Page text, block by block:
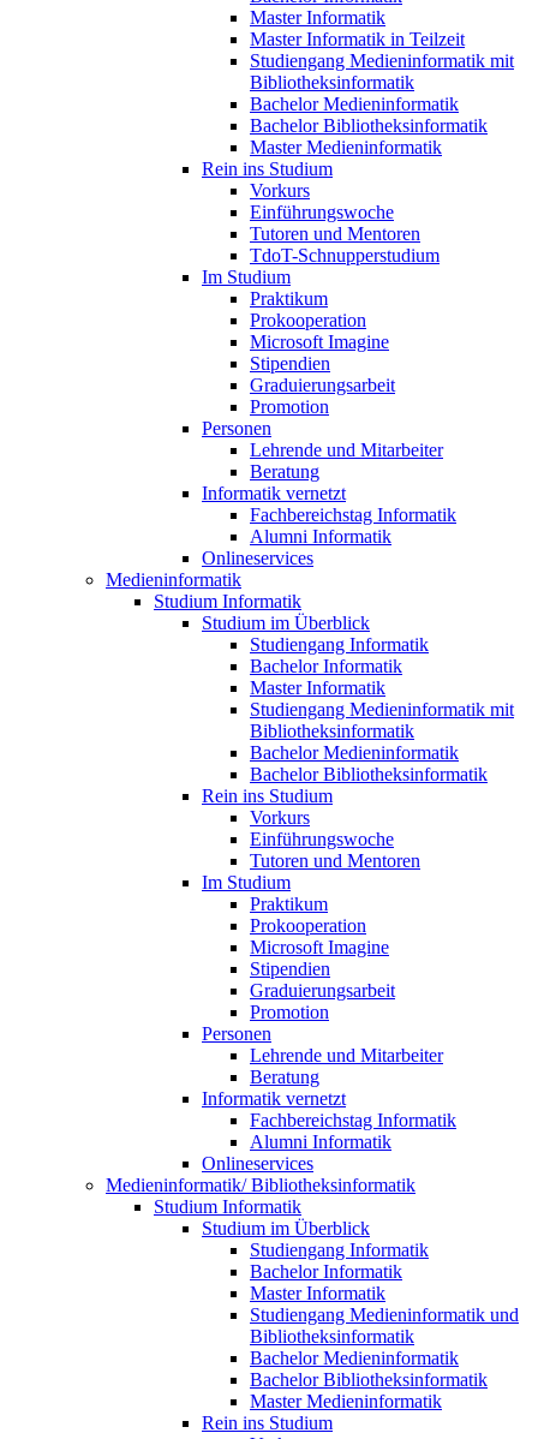
Master Informatik
Master Informatik in Teilzeit
Studiengang Medieninformatik mit
Bibliotheksinformatik
Bachelor Medieninformatik
Bachelor Bibliotheksinformatik
Master Medieninformatik
Rein ins Studium
Vorkurs
Einführungswoche
Tutoren und Mentoren
TdoT-Schnupperstudium
Im Studium
Praktikum
Prokooperation
Microsoft Imagine
Stipendien
Graduierungsarbeit
Promotion
Personen
Lehrende und Mitarbeiter
Beratung
Informatik vernetzt
Fachbereichstag Informatik
Alumni Informatik
Onlineservices
Medieninformatik
Studium Informatik
Studium im Überblick
Studiengang Informatik
Bachelor Informatik
Master Informatik
Studiengang Medieninformatik mit
Bibliotheksinformatik
Bachelor Medieninformatik
Bachelor Bibliotheksinformatik
Rein ins Studium
Vorkurs
Einführungswoche
Tutoren und Mentoren
Im Studium
Praktikum
Prokooperation
Microsoft Imagine
Stipendien
Graduierungsarbeit
Promotion
Personen
Lehrende und Mitarbeiter
Beratung
Informatik vernetzt
Fachbereichstag Informatik
Alumni Informatik
Onlineservices
Medieninformatik/ Bibliotheksinformatik
Studium Informatik
Studium im Überblick
Studiengang Informatik
Bachelor Informatik
Master Informatik
Studiengang Medieninformatik und
Bibliotheksinformatik
Bachelor Medieninformatik
Bachelor Bibliotheksinformatik
Master Medieninformatik
Rein ins Studium